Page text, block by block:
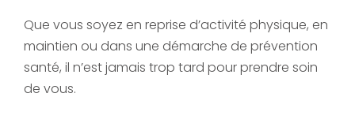
Que vous soyez en reprise d’activité physique, en
maintien ou dans une démarche de prévention
santé, il n’est jamais trop tard pour prendre soin
de vous.